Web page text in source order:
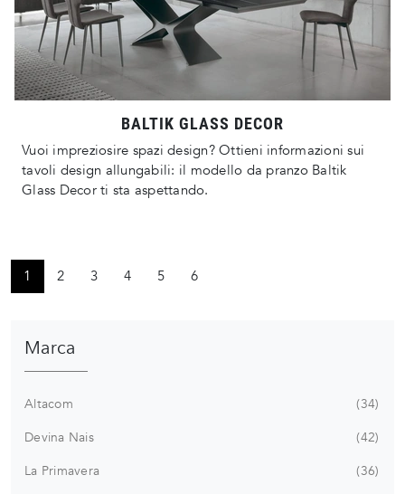
BALTIK GLASS DECOR
Vuoi impreziosire spazi design? Ottieni informazioni sui
tavoli design allungabili: il modello da pranzo Baltik
Glass Decor ti sta aspettando.
1 2 3 4 5 6
Marca
Altacom
34
Devina Nais
42
La Primavera
36